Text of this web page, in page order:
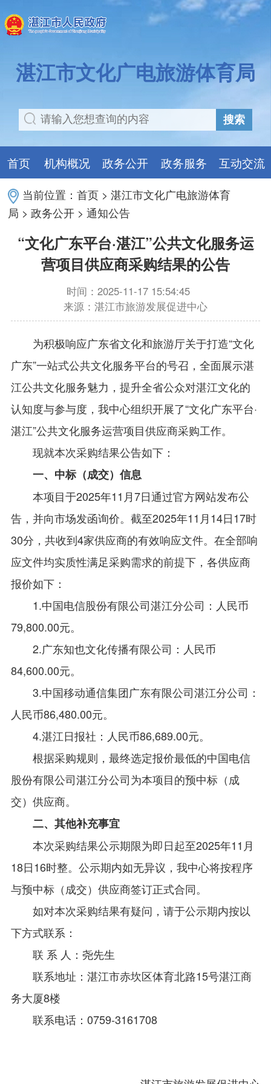
湛江市文化广电旅游体育局
搜索
首页 机构概况 政务公开 政务服务 互动交流
当前位置：首页 >湛江市文化广电旅游体育
局 >政务公开 >通知公告
“文化广东平台·湛江”公共文化服务运
营项目供应商采购结果的公告
时间：2025-11-17 15:54:45
来源：湛江市旅游发展促进中心
为积极响应广东省文化和旅游厅关于打造“文化
广东”一站式公共文化服务平台的号召，全面展示湛
江公共文化服务魅力，提升全省公众对湛江文化的
认知度与参与度，我中心组织开展了“文化广东平台·
湛江”公共文化服务运营项目供应商采购工作。
现就本次采购结果公告如下：
一、中标（成交）信息
本项目于2025年11月7日通过官方网站发布公
告，并向市场发函询价。截至2025年11月14日17时
30分，共收到4家供应商的有效响应文件。在全部响
应文件均实质性满足采购需求的前提下，各供应商
报价如下：
1.中国电信股份有限公司湛江分公司：人民币
79,800.00元。
2.广东知也文化传播有限公司：人民币
84,600.00元。
3.中国移动通信集团广东有限公司湛江分公司：
人民币86,480.00元。
4.湛江日报社：人民币86,689.00元。
根据采购规则，最终选定报价最低的中国电信
股份有限公司湛江分公司为本项目的预中标（成
交）供应商。
二、其他补充事宜
本次采购结果公示期限为即日起至2025年11月
18日16时整。公示期内如无异议，我中心将按程序
与预中标（成交）供应商签订正式合同。
如对本次采购结果有疑问，请于公示期内按以
下方式联系：
联 系 人：尧先生
联系地址：湛江市赤坎区体育北路15号湛江商
务大厦8楼
联系电话：0759-3161708